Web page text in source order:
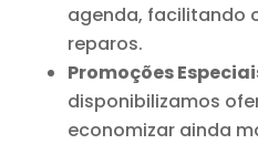
agenda, facilitando
reparos.
Promoções
disponibilizamos
economizar ainda